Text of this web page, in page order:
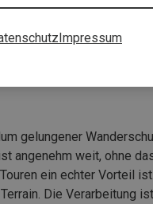
gelungener
angenehm weit, ohne
ein echter Vorteil
Die Verarbeitung
Impressum